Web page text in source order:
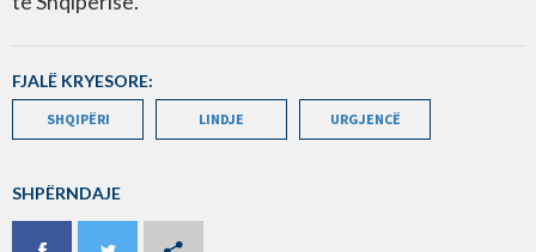
FJALË KRYESORE:
SHQIPËRI LINDJE URGJENCË
SHPËRNDAJE